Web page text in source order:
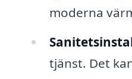
moderna
tjänst. Det